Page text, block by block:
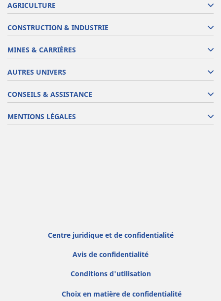
AGRICULTURE
CONSTRUCTION & INDUSTRIE
MINES & CARRIÈRES
AUTRES UNIVERS
CONSEILS & ASSISTANCE
MENTIONS LÉGALES
Centre juridique et de confidentialité
Avis de confidentialité
Conditions d'utilisation
Choix en matière de confidentialité